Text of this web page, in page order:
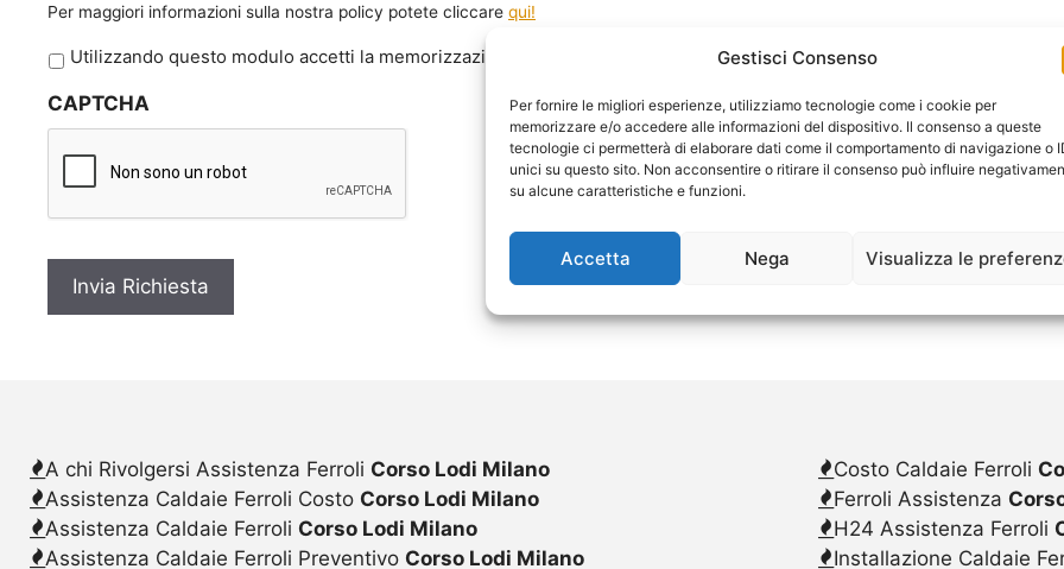
Gestisci Consenso
Per fornire le migliori esperienze, utilizziamo tecnologie come i cookie per
memorizzare e/o accedere alle informazioni del dispositivo. Il consenso a queste
tecnologie ci permetterà di elaborare dati come il comportamento di navigazione o
unici su questo sito. Non acconsentire o ritirare il consenso può influire
su alcune caratteristiche e funzioni.
Accetta Nega Visualizza le
Per maggiori informazioni sulla nostra policy potete cliccare qui!
P
i
v
y
Utilizzando questo modulo accetti la memorizzazione e la gestione dei tuoi dati da questo sito web.
CAPTCHA
A chi Rivolgersi Assistenza Ferroli Corso Lodi Milano
Assistenza Caldaie Ferroli Costo Corso Lodi Milano
Assistenza Caldaie Ferroli Corso Lodi Milano
Assistenza Caldaie Ferroli Preventivo Corso Lodi Milano
Costo Caldaie Ferroli
Ferroli Assistenza
H24 Assistenza Ferroli
Installazione Caldaie